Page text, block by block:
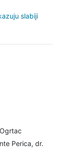
slabiji
Ogrtac
Perica, dr.